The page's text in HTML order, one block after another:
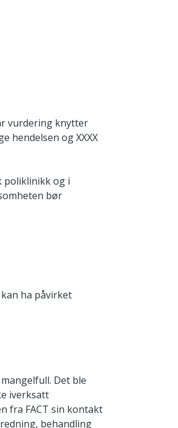
vurdering knytter
hendelsen og XXXX
poliklinikk og i
bør
ha påvirket
Det ble
iverksatt
fra FACT sin kontakt
behandling